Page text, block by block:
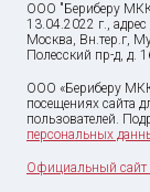
ООО "Бериберу
13.04.2022 г.,
Москва, Вн.тер.г,
Полесский пр-д, д.
ООО «Бериберу
посещениях сайта
пользователей.
персональных
Официальный сайт